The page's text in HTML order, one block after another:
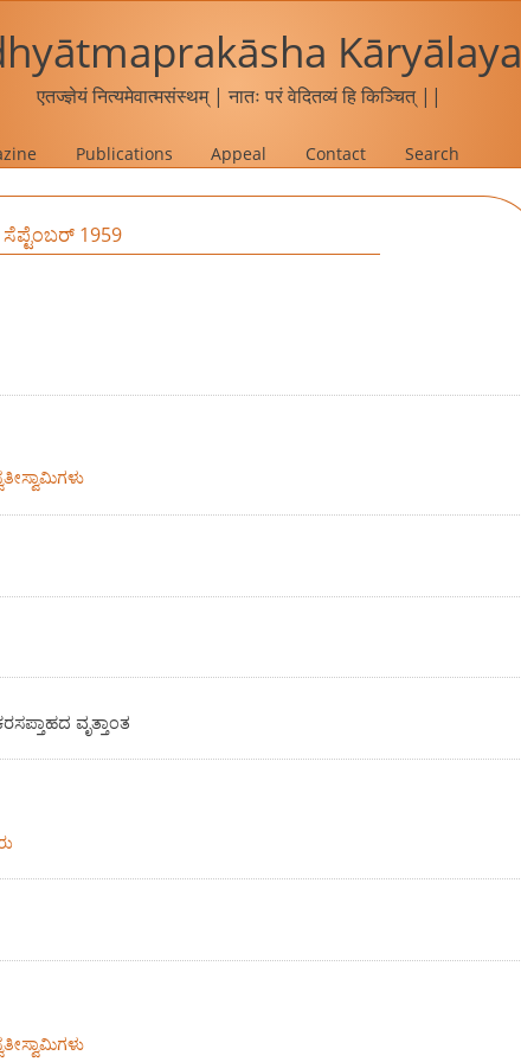
Kāryālaya
एतज्ज्ञेयं नित्यमेवात्मसंस्थम् | नातः परं वेदितव्यं हि किञ्चित् ||
Publications Appeal Contact Search
1959
ವೃತ್ತಾಂತ